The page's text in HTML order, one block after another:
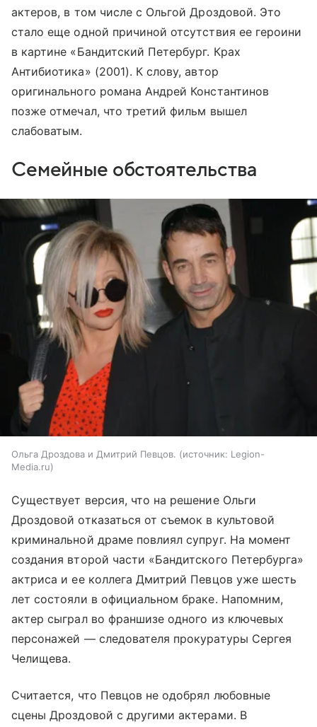
актеров, в том числе с Ольгой Дроздовой. Это
стало еще одной причиной отсутствия ее героини
в картине «Бандитский Петербург. Крах
Антибиотика» (2001). К слову, автор
оригинального романа Андрей Константинов
позже отмечал, что третий фильм вышел
слабоватым.
Семейные обстоятельства
Ольга Дроздова и Дмитрий Певцов. источник: Legion-
Media.ru
Существует версия, что на решение Ольги
Дроздовой отказаться от съемок в культовой
криминальной драме повлиял супруг. На момент
создания второй части «Бандитского Петербурга»
актриса и ее коллега Дмитрий Певцов уже шесть
лет состояли в официальном браке. Напомним,
актер сыграл во франшизе одного из ключевых
персонажей — следователя прокуратуры Сергея
Челищева.
Считается, что Певцов не одобрял любовные
сцены Дроздовой с другими актерами. В